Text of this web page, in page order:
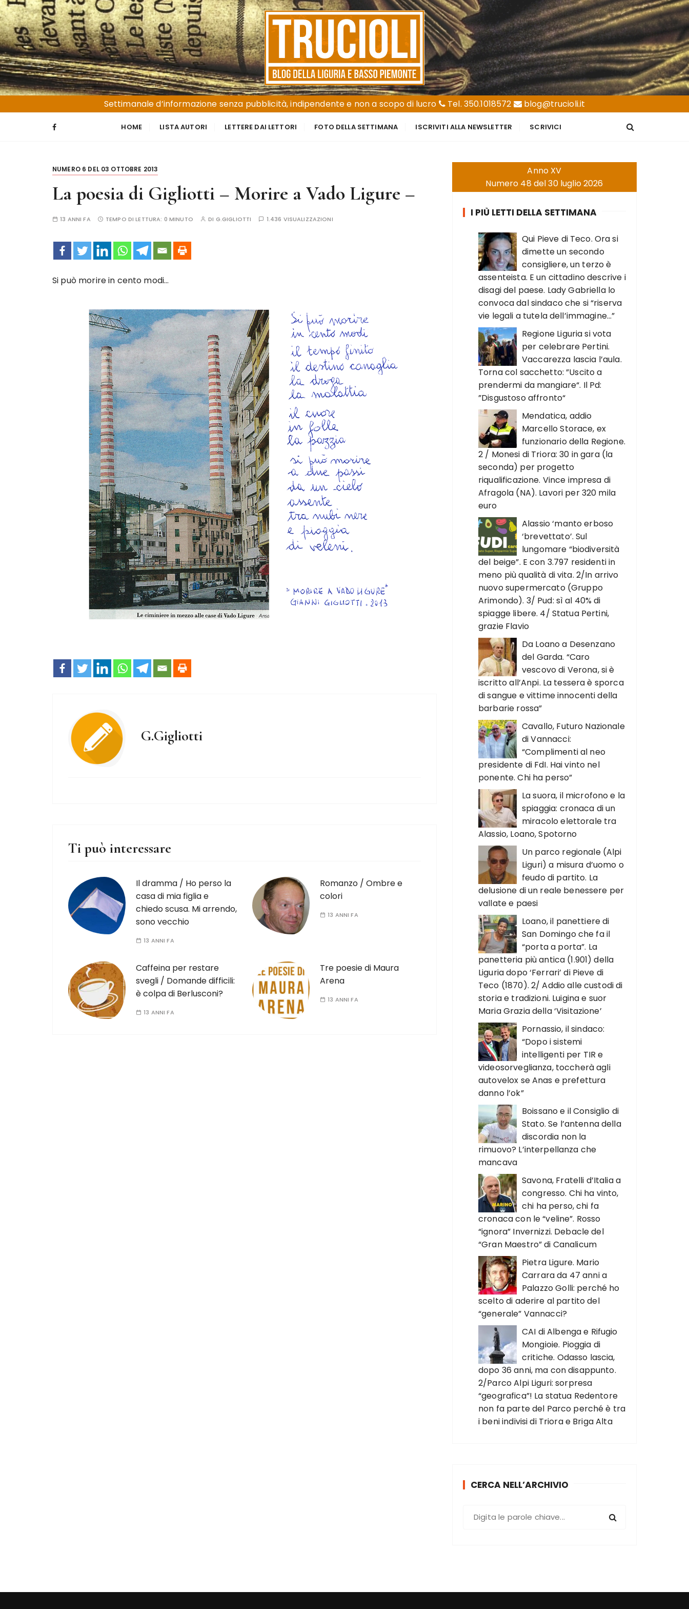
S
a
l
t
a
a
l
c
Trucioli
Liguria e Basso Piemonte
Settimanale d’informazione senza pubblicità, indipendente e non a scopo di lucro
Tel. 350.1018572 blog@trucioli.it
HOME LISTA AUTORI LETTERE DAI LETTORI FOTO DELLA SETTIMANA ISCRIVITI ALLA NEWSLETTER SCRIVICI
NUMERO 6 DEL 03 OTTOBRE 2013
La poesia di Gigliotti – Morire a Vado Ligure –
13 ANNI FA TEMPO DI LETTURA: 0 MINUTO DI G.GIGLIOTTI 1.436 VISUALIZZAZIONI
Si può morire in cento modi…
G.Gigliotti
Ti può interessare
Il dramma / Ho perso la
casa di mia figlia e
chiedo scusa. Mi arrendo,
sono vecchio
13 ANNI FA
Romanzo / Ombre e
colori
13 ANNI FA
Caffeina per restare
svegli / Domande difficili:
è colpa di Berlusconi?
13 ANNI FA
Tre poesie di Maura
Arena
13 ANNI FA
Anno XV
Numero 48 del 30 luglio 2026
I PIÙ LETTI DELLA SETTIMANA
Qui Pieve di Teco. Ora si
dimette un secondo
consigliere, un terzo è
assenteista. E un cittadino descrive i
disagi del paese. Lady Gabriella lo
convoca dal sindaco che si “riserva
vie legali a tutela dell’immagine…”
Regione Liguria si vota
per celebrare Pertini.
Vaccarezza lascia l’aula.
Torna col sacchetto: ”Uscito a
prendermi da mangiare“. Il Pd:
”Disgustoso affronto“
Mendatica, addio
Marcello Storace, ex
funzionario della Regione.
2 / Monesi di Triora: 30 in gara (la
seconda) per progetto
riqualificazione. Vince impresa di
Afragola (NA). Lavori per 320 mila
euro
Alassio ‘manto erboso
‘brevettato’. Sul
lungomare “biodiversità
del beige”. E con 3.797 residenti in
meno più qualità di vita. 2/In arrivo
nuovo supermercato (Gruppo
Arimondo). 3/ Pud: sì al 40% di
spiagge libere. 4/ Statua Pertini,
grazie Flavio
Da Loano a Desenzano
del Garda. “Caro
vescovo di Verona, si è
iscritto all’Anpi. La tessera è sporca
di sangue e vittime innocenti della
barbarie rossa”
Cavallo, Futuro Nazionale
di Vannacci:
“Complimenti al neo
presidente di FdI. Hai vinto nel
ponente. Chi ha perso”
La suora, il microfono e la
spiaggia: cronaca di un
miracolo elettorale tra
Alassio, Loano, Spotorno
Un parco regionale (Alpi
Liguri) a misura d’uomo o
feudo di partito. La
delusione di un reale benessere per
vallate e paesi
Loano, il panettiere di
San Domingo che fa il
“porta a porta”. La
panetteria più antica (1.901) della
Liguria dopo ‘Ferrari’ di Pieve di
Teco (1870). 2/ Addio alle custodi di
storia e tradizioni. Luigina e suor
Maria Grazia della ‘Visitazione’
Pornassio, il sindaco:
“Dopo i sistemi
intelligenti per TIR e
videosorveglianza, toccherà agli
autovelox se Anas e prefettura
danno l’ok”
Boissano e il Consiglio di
Stato. Se l’antenna della
discordia non la
rimuovo? L’interpellanza che
mancava
Savona, Fratelli d’Italia a
congresso. Chi ha vinto,
chi ha perso, chi fa
cronaca con le “veline”. Rosso
“ignora” Invernizzi. Debacle del
“Gran Maestro” di Canalicum
Pietra Ligure. Mario
Carrara da 47 anni a
Palazzo Golli: perché ho
scelto di aderire al partito del
“generale” Vannacci?
CAI di Albenga e Rifugio
Mongioie. Pioggia di
critiche. Odasso lascia,
dopo 36 anni, ma con disappunto.
2/Parco Alpi Liguri: sorpresa
“geografica”! La statua Redentore
non fa parte del Parco perché è tra
i beni indivisi di Triora e Briga Alta
CERCA NELL’ARCHIVIO